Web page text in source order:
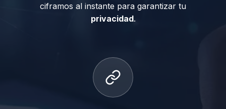
ciframos al instante para garantizar tu
privacidad.